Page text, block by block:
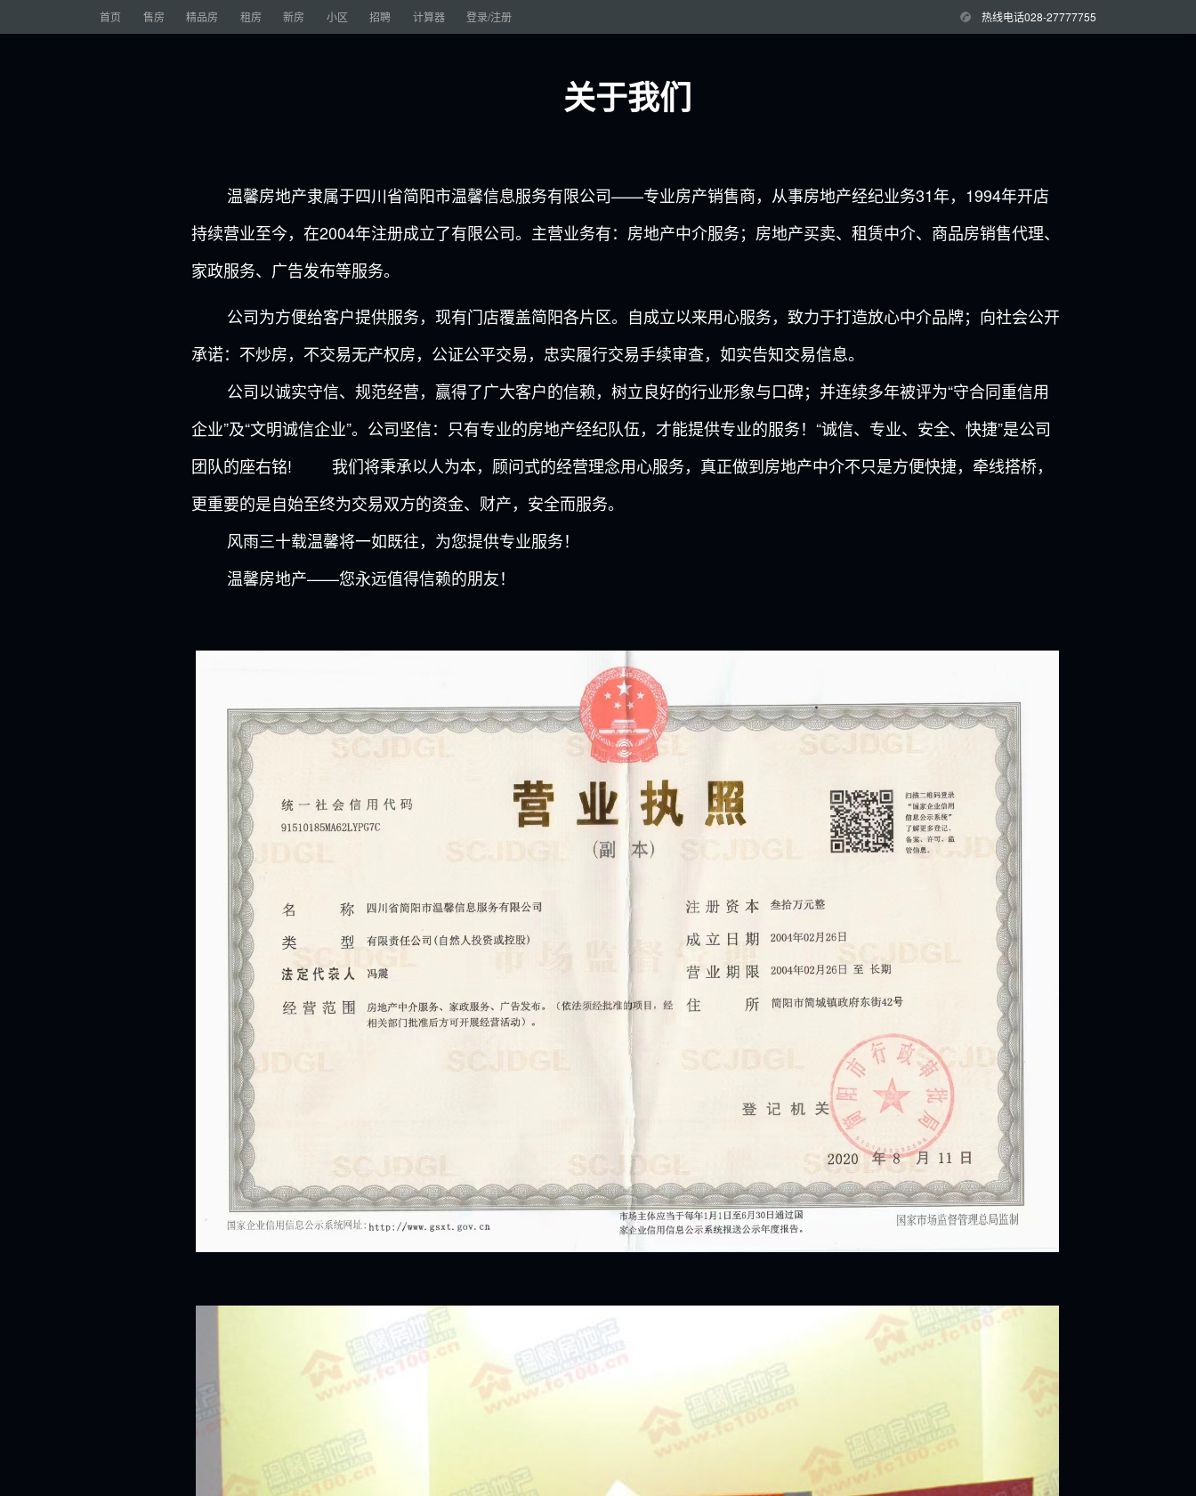
首页 售房 精品房 租房 新房 小区 招聘 计算器 登录/注册 热线电话028-27777755
关于我们
温馨房地产隶属于四川省简阳市温馨信息服务有限公司——专业房产销售商，从事房地产经纪业务31年，1994年开店
持续营业至今，在2004年注册成立了有限公司。主营业务有：房地产中介服务；房地产买卖、租赁中介、商品房销售代理、
家政服务、广告发布等服务。
公司为方便给客户提供服务，现有门店覆盖简阳各片区。自成立以来用心服务，致力于打造放心中介品牌；向社会公开
承诺：不炒房，不交易无产权房，公证公平交易，忠实履行交易手续审查，如实告知交易信息。
公司以诚实守信、规范经营，赢得了广大客户的信赖，树立良好的行业形象与口碑；并连续多年被评为“守合同重信用
企业”及“文明诚信企业”。公司坚信：只有专业的房地产经纪队伍，才能提供专业的服务！“诚信、专业、安全、快捷”是公司
团队的座右铭! 我们将秉承以人为本，顾问式的经营理念用心服务，真正做到房地产中介不只是方便快捷，牵线搭桥，
更重要的是自始至终为交易双方的资金、财产，安全而服务。
风雨三十载温馨将一如既往，为您提供专业服务！
温馨房地产——您永远值得信赖的朋友！